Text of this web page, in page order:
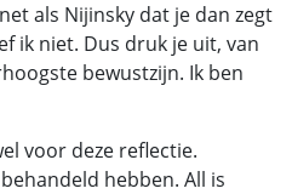
als Nijinsky dat je dan zegt
ik niet. Dus druk je uit, van
bewustzijn. Ik ben
voor deze reflectie.
hebben. All is